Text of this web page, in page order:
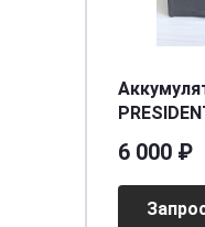
6 000 ₽